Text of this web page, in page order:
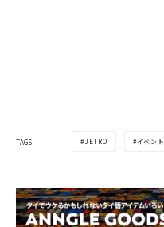
TAGS JETRO イベント